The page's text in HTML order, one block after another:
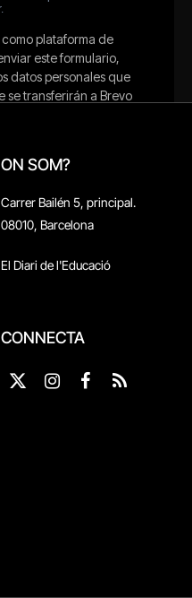
ON SOM?
Carrer Bailén 5, principal.
08010, Barcelona
El Diari de l'Educació
CONNECTA
X
Instagram
Facebook
RSS